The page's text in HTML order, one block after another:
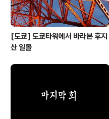
[도쿄] 도쿄타워에서 바라본 후지
산 일몰